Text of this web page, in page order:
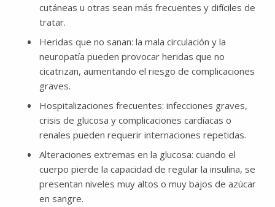
cutáneas u otras sean más frecuentes y difíciles de
tratar.
Heridas que no sanan: la mala circulación y la
neuropatía pueden provocar heridas que no
cicatrizan, aumentando el riesgo de complicaciones
graves.
Hospitalizaciones frecuentes: infecciones graves,
crisis de glucosa y complicaciones cardíacas o
renales pueden requerir internaciones repetidas.
Alteraciones extremas en la glucosa: cuando el
cuerpo pierde la capacidad de regular la insulina, se
presentan niveles muy altos o muy bajos de azúcar
en sangre.